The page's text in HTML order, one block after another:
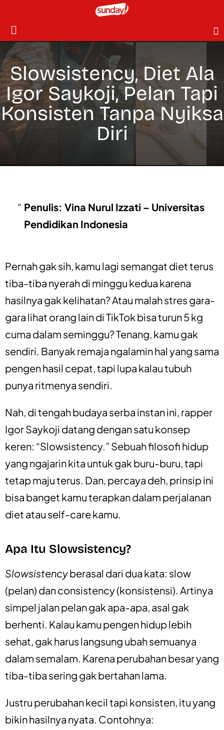
Slowsistency, Diet Ala
Igor Saykoji, Pelan Tapi
Konsisten Tanpa Nyiksa
Diri
Penulis: Vina Nurul Izzati – Universitas
Pendidikan Indonesia
Pernah gak sih, kamu lagi semangat diet terus
tiba-tiba nyerah di minggu kedua karena
hasilnya gak kelihatan? Atau malah stres gara-
gara lihat orang lain di TikTok bisa turun 5 kg
cuma dalam seminggu? Tenang, kamu gak
sendiri. Banyak remaja ngalamin hal yang sama
pengen hasil cepat, tapi lupa kalau tubuh
punya ritmenya sendiri.
Nah, di tengah budaya serba instan ini, rapper
Igor Saykoji datang dengan satu konsep
keren: “Slowsistency.” Sebuah filosofi hidup
yang ngajarin kita untuk gak buru-buru, tapi
tetap maju terus. Dan, percaya deh, prinsip ini
bisa banget kamu terapkan dalam perjalanan
diet atau self-care kamu.
Apa Itu Slowsistency?
Slowsistencyberasal dari dua kata: slow
(pelan) dan consistency (konsistensi). Artinya
simpel jalan pelan gak apa-apa, asal gak
berhenti. Kalau kamu pengen hidup lebih
sehat, gak harus langsung ubah semuanya
dalam semalam. Karena perubahan besar yang
tiba-tiba sering gak bertahan lama.
Justru perubahan kecil tapi konsisten, itu yang
bikin hasilnya nyata. Contohnya: